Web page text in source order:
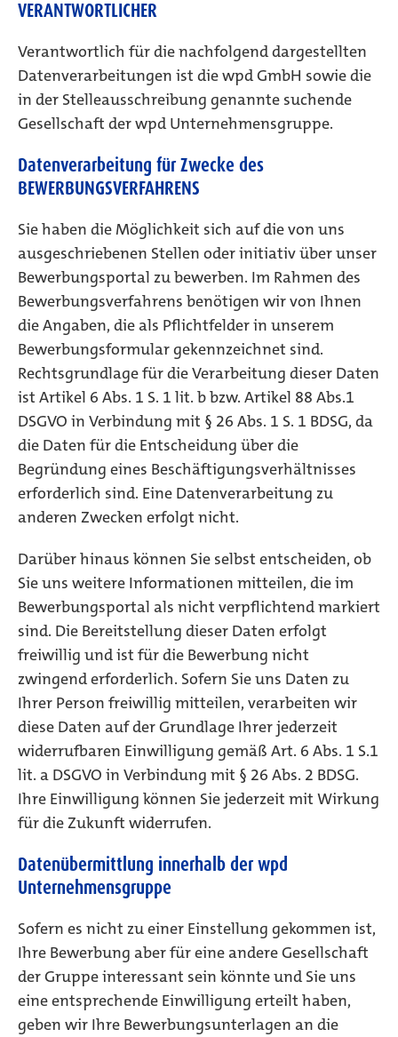
VERANTWORTLICHER
Verantwortlich für die nachfolgend dargestellten
Datenverarbeitungen ist die wpd GmbH sowie die
in der Stelleausschreibung genannte suchende
Gesellschaft der wpd Unternehmensgruppe.
Datenverarbeitung für Zwecke des
BEWERBUNGSVERFAHRENS
Sie haben die Möglichkeit sich auf die von uns
ausgeschriebenen Stellen oder initiativ über unser
Bewerbungsportal zu bewerben. Im Rahmen des
Bewerbungsverfahrens benötigen wir von Ihnen
die Angaben, die als Pflichtfelder in unserem
Bewerbungsformular gekennzeichnet sind.
Rechtsgrundlage für die Verarbeitung dieser Daten
ist Artikel 6 Abs. 1 S. 1 lit. b bzw. Artikel 88 Abs.1
DSGVO in Verbindung mit § 26 Abs. 1 S. 1 BDSG, da
die Daten für die Entscheidung über die
Begründung eines Beschäftigungsverhältnisses
erforderlich sind. Eine Datenverarbeitung zu
anderen Zwecken erfolgt nicht.
Darüber hinaus können Sie selbst entscheiden, ob
Sie uns weitere Informationen mitteilen, die im
Bewerbungsportal als nicht verpflichtend markiert
sind. Die Bereitstellung dieser Daten erfolgt
freiwillig und ist für die Bewerbung nicht
zwingend erforderlich. Sofern Sie uns Daten zu
Ihrer Person freiwillig mitteilen, verarbeiten wir
diese Daten auf der Grundlage Ihrer jederzeit
widerrufbaren Einwilligung gemäß Art. 6 Abs. 1 S.1
lit. a DSGVO in Verbindung mit § 26 Abs. 2 BDSG.
Ihre Einwilligung können Sie jederzeit mit Wirkung
für die Zukunft widerrufen.
Datenübermittlung innerhalb der wpd
Unternehmensgruppe
Sofern es nicht zu einer Einstellung gekommen ist,
Ihre Bewerbung aber für eine andere Gesellschaft
der Gruppe interessant sein könnte und Sie uns
eine entsprechende Einwilligung erteilt haben,
geben wir Ihre Bewerbungsunterlagen an die